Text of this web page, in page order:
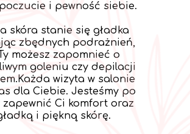
i pewność siebie.
skóra stanie się gładka
zbędnych podrażnień,
możesz zapomnieć o
goleniu czy depilacji
wizyta w salonie
dla Ciebie. Jesteśmy po
zapewnić Ci komfort oraz
i piękną skórę.